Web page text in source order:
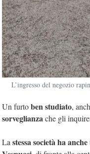
L’ingresso del negozio
Un furtoben studiato,
sorveglianzache gli
La stessa società ha